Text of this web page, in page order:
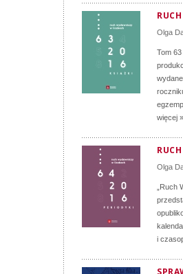
Olga
Tom
więcej »
Olga
i